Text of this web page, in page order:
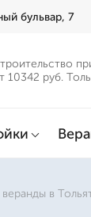
бульвар, 7
10342 руб.
в